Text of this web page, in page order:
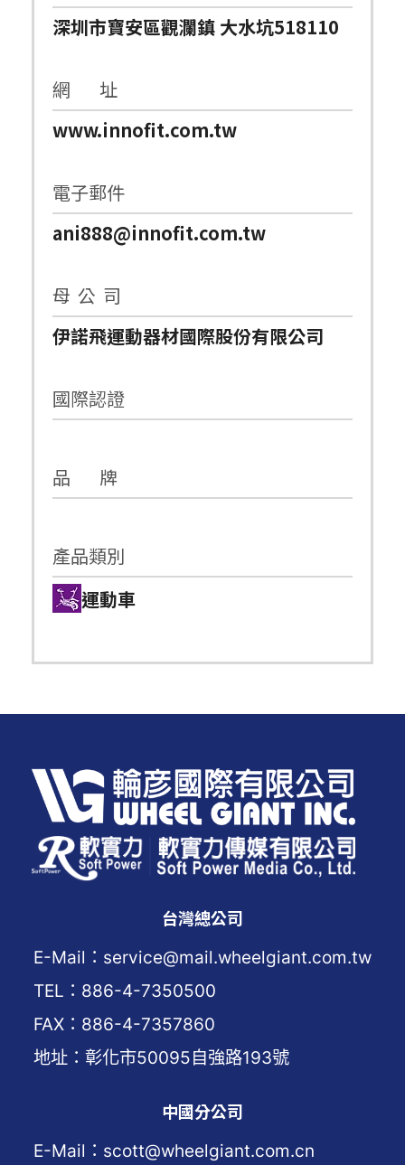
深圳市寶安區觀瀾鎮 大水坑518110
網 址
www.innofit.com.tw
電子郵件
ani888@innofit.com.tw
母 公 司
伊諾飛運動器材國際股份有限公司
國際認證
品 牌
產品類別
運動車
台灣總公司
E-Mail：service@mail.wheelgiant.com.tw
TEL：886-4-7350500
FAX：886-4-7357860
地址：彰化市50095自強路193號
中國分公司
E-Mail：scott@wheelgiant.com.cn